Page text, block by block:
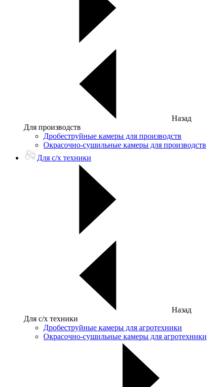
Назад
Для производств
Дробеструйные камеры для производств
Окрасочно-сушильные камеры для производств
Для с/х техники
Назад
Для с/х техники
Дробеструйные камеры для агротехники
Окрасочно-сушильные камеры для агротехники